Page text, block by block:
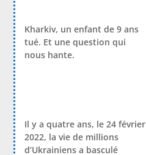
Kharkiv, un enfant de 9 ans
tué. Et une question qui
nous hante.
Il y a quatre ans, le 24 février
2022, la vie de millions
d’Ukrainiens a basculé